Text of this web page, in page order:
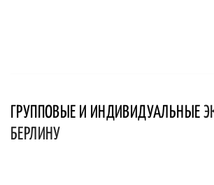
ГРУППОВЫЕ И ИНДИВИДУАЛЬНЫЕ
БЕРЛИНУ